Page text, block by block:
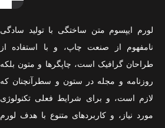
لورم ایپسوم متن ساختگی با تولید سادگی
نامفهوم از صنعت چاپ، و با استفاده از
طراحان گرافیک است، چاپگرها و متون بلکه
روزنامه و مجله در ستون و سطرآنچنان که
لازم است، و برای شرایط فعلی تکنولوژی
مورد نیاز، و کاربردهای متنوع با هدف لورم